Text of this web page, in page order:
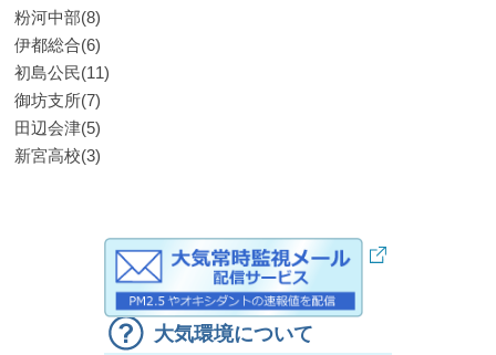
粉河中部(8)
伊都総合(6)
初島公民(11)
御坊支所(7)
田辺会津(5)
新宮高校(3)
大気環境について